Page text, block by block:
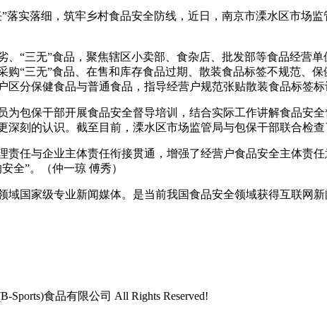
实落细，筑牢乡村食品安全防线，近日，南京市溧水区市场
三无”食品，聚焦辖区小卖部、食杂店、批发部等食品经营
购“三无”食品、在售和库存食品过期、散装食品标签不规范、
分保健食品与普通食品，指导经营户规范张贴散装食品标签标
包保干部开展食品安全督导培训，结合实际工作讲解食品安
深刻的认识。截至目前，溧水区市场监管局与包保干部联合检
任与企业主体责任衔接贯通，增强了经营户食品安全主体责
全”。（仲一琼 傅秀）
家级专业新闻媒体。是当前我国食品安全领域获得互联网新
Sports)食品有限公司 All Rights Reserved!